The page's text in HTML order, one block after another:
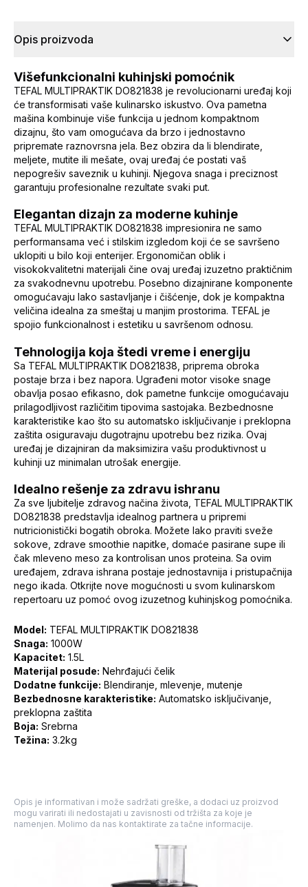
Opis proizvoda
Višefunkcionalni kuhinjski pomoćnik
TEFAL MULTIPRAKTIK DO821838 je revolucionarni uređaj koji
će transformisati vaše kulinarsko iskustvo. Ova pametna
mašina kombinuje više funkcija u jednom kompaktnom
dizajnu, što vam omogućava da brzo i jednostavno
pripremate raznovrsna jela. Bez obzira da li blendirate,
meljete, mutite ili mešate, ovaj uređaj će postati vaš
nepogrešiv saveznik u kuhinji. Njegova snaga i preciznost
garantuju profesionalne rezultate svaki put.
Elegantan dizajn za moderne kuhinje
TEFAL MULTIPRAKTIK DO821838 impresionira ne samo
performansama već i stilskim izgledom koji će se savršeno
uklopiti u bilo koji enterijer. Ergonomičan oblik i
visokokvalitetni materijali čine ovaj uređaj izuzetno praktičnim
za svakodnevnu upotrebu. Posebno dizajnirane komponente
omogućavaju lako sastavljanje i čišćenje, dok je kompaktna
veličina idealna za smeštaj u manjim prostorima. TEFAL je
spojio funkcionalnost i estetiku u savršenom odnosu.
Tehnologija koja štedi vreme i energiju
Sa TEFAL MULTIPRAKTIK DO821838, priprema obroka
postaje brza i bez napora. Ugrađeni motor visoke snage
obavlja posao efikasno, dok pametne funkcije omogućavaju
prilagodljivost različitim tipovima sastojaka. Bezbednosne
karakteristike kao što su automatsko isključivanje i preklopna
zaštita osiguravaju dugotrajnu upotrebu bez rizika. Ovaj
uređaj je dizajniran da maksimizira vašu produktivnost u
kuhinji uz minimalan utrošak energije.
Idealno rešenje za zdravu ishranu
Za sve ljubitelje zdravog načina života, TEFAL MULTIPRAKTIK
DO821838 predstavlja idealnog partnera u pripremi
nutricionistički bogatih obroka. Možete lako praviti sveže
sokove, zdrave smoothie napitke, domaće pasirane supe ili
čak mleveno meso za kontrolisan unos proteina. Sa ovim
uređajem, zdrava ishrana postaje jednostavnija i pristupačnija
nego ikada. Otkrijte nove mogućnosti u svom kulinarskom
repertoaru uz pomoć ovog izuzetnog kuhinjskog pomoćnika.
Model: TEFAL MULTIPRAKTIK DO821838
Snaga: 1000W
Kapacitet: 1.5L
Materijal posude: Nehrđajući čelik
Dodatne funkcije: Blendiranje, mlevenje, mutenje
Bezbednosne karakteristike: Automatsko isključivanje,
preklopna zaštita
Boja: Srebrna
Težina: 3.2kg
Opis je informativan i može sadržati greške, a dodaci uz proizvod
mogu varirati ili nedostajati u zavisnosti od tržišta za koje je
namenjen. Molimo da nas kontaktirate za tačne informacije.